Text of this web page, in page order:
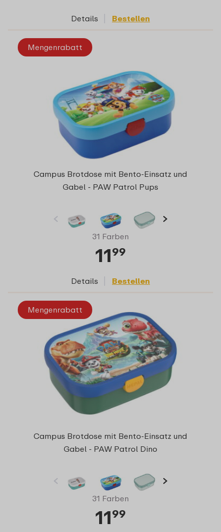
Details Bestellen
Mengenrabatt
Campus Brotdose mit Bento-Einsatz und
Gabel - PAW Patrol Pups
31 Farben
1199
Details Bestellen
Mengenrabatt
Campus Brotdose mit Bento-Einsatz und
Gabel - PAW Patrol Dino
31 Farben
1199